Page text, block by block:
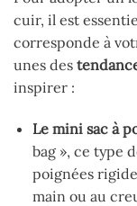
cuir, il est
corresponde à
unes des
inspirer :
Le mini sac à
bag », ce type
poignées
main ou au